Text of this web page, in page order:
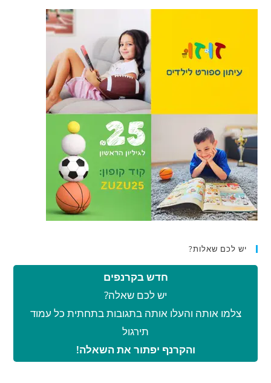
יש לכם שאלות?
חדש בקרנפים
יש לכם שאלה?
צלמו אותה והעלו אותה בתגובות בתחתית כל עמוד
תירגול
והקרנף יפתור את השאלה!